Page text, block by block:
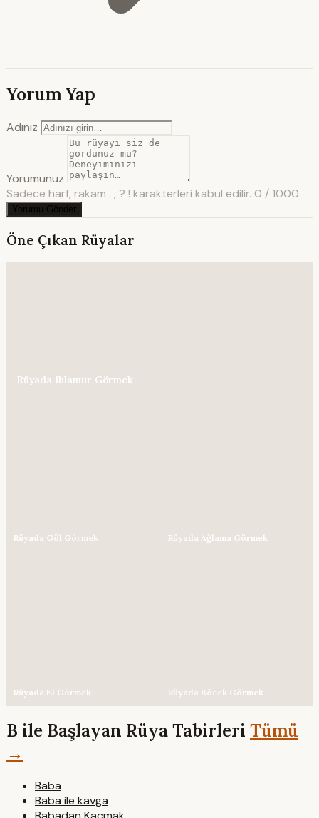
Yorum Yap
Adınız
Yorumunuz
Sadece harf, rakam . , ? ! karakterleri kabul edilir. 0 / 1000
Yorumu Gönder
Öne Çıkan Rüyalar
Rüyada Ihlamur Görmek
Rüyada Göl Görmek Rüyada Ağlama Görmek
Rüyada El Görmek Rüyada Böcek Görmek
B ile Başlayan Rüya Tabirleri Tümü
→
Baba
Baba ile kavga